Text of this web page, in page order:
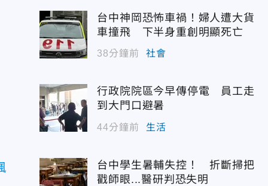
台中神岡恐怖車禍！婦人遭大貨
車撞飛 下半身重創明顯死亡
38分鐘前 社會
行政院院區今早傳停電 員工走
到大門口避暑
44分鐘前 生活
台中學生暑輔失控！ 折斷掃把
戳師眼...醫研判恐失明